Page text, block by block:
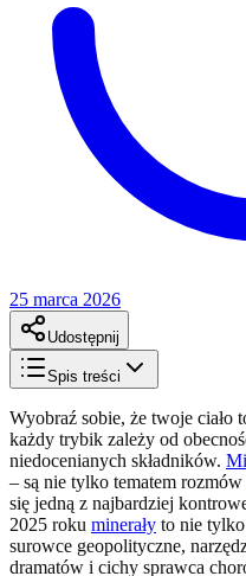
25 marca 2026
Udostępnij
Spis treści
Wyobraź sobie, że twoje ciało
każdy trybik zależy od
niedocenianych składników.
– są nie tylko tematem rozmów
się jedną z najbardziej
2025 roku minerały to nie tylko
surowce geopolityczne,
dramatów i cichy sprawca